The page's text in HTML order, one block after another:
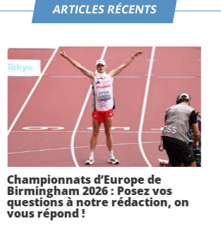
ARTICLES RÉCENTS
Championnats d’Europe de
Birmingham 2026 : Posez vos
questions à notre rédaction, on
vous répond !